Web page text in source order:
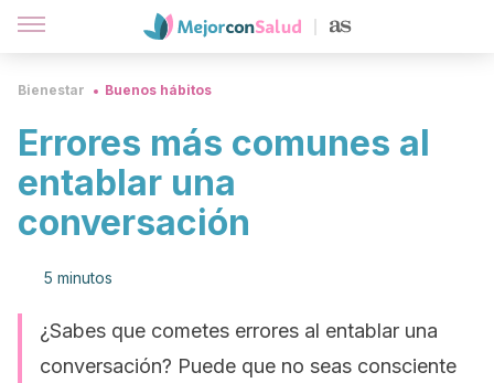
Bienestar Buenos hábitos
Errores más comunes al
entablar una
conversación
5 minutos
¿Sabes que cometes errores al entablar una
conversación? Puede que no seas consciente